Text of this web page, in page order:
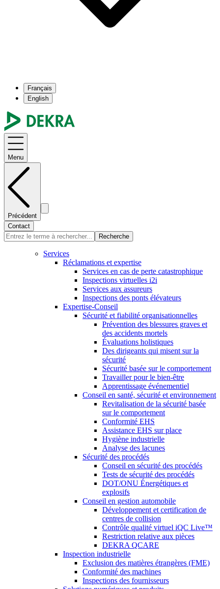
Français
English
Menu
Précédent
Contact
Recherche
Services
Réclamations et expertise
Services en cas de perte catastrophique
Inspections virtuelles i2i
Services aux assureurs
Inspections des ponts élévateurs
Expertise-Conseil
Sécurité et fiabilité organisationnelles
Prévention des blessures graves et
des accidents mortels
Évaluations holistiques
Des dirigeants qui misent sur la
sécurité
Sécurité basée sur le comportement
Travailler pour le bien-être
Apprentissage événementiel
Conseil en santé, sécurité et environnement
Revitalisation de la sécurité basée
sur le comportement
Conformité EHS
Assistance EHS sur place
Hygiène industrielle
Analyse des lacunes
Sécurité des procédés
Conseil en sécurité des procédés
Tests de sécurité des procédés
DOT/ONU Énergétiques et
explosifs
Conseil en gestion automobile
Développement et certification de
centres de collision
Contrôle qualité virtuel iQC Live™
Restriction relative aux pièces
DEKRA QCARE
Inspection industrielle
Exclusion des matières étrangères (FME)
Conformité des machines
Inspections des fournisseurs